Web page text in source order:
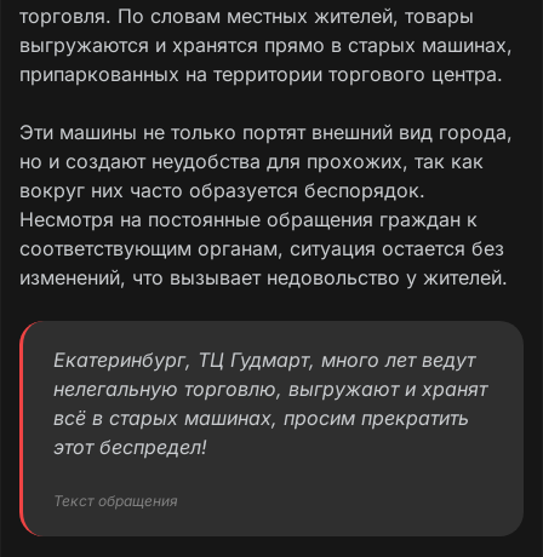
торговля. По словам местных жителей, товары
выгружаются и хранятся прямо в старых машинах,
припаркованных на территории торгового центра.
Эти машины не только портят внешний вид города,
но и создают неудобства для прохожих, так как
вокруг них часто образуется беспорядок.
Несмотря на постоянные обращения граждан к
соответствующим органам, ситуация остается без
изменений, что вызывает недовольство у жителей.
Екатеринбург, ТЦ Гудмарт, много лет ведут
нелегальную торговлю, выгружают и хранят
всё в старых машинах, просим прекратить
этот беспредел!
Текст обращения